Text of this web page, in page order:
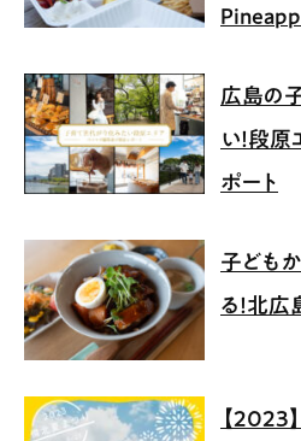
広島の
い！段
ポート
子ども
る！北広
【2023